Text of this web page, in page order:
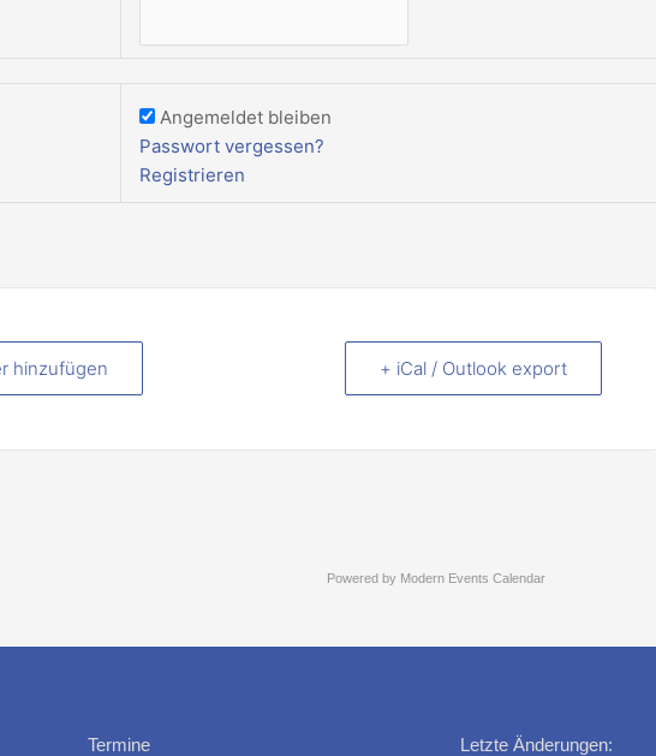
Angemeldet bleiben
Passwort vergessen?
Registrieren
hinzufügen + iCal / Outlook export
Powered by Modern Events Calendar
Termine
Letzte Änderungen: